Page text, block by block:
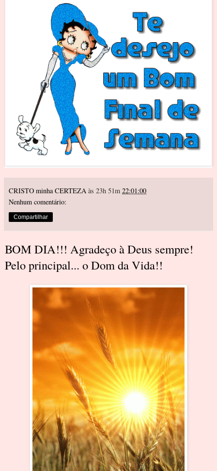
CRISTO minha CERTEZA às 23h 51m 22:01:00
Nenhum comentário:
Compartilhar
BOM DIA!!! Agradeço à Deus sempre!
Pelo principal... o Dom da Vida!!